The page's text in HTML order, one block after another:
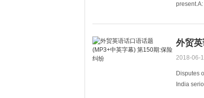
外贸
2018-06-
Disputes
India